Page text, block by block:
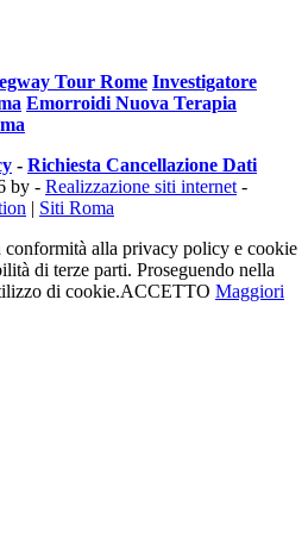
Tour Rome Investigatore
Emorroidi Nuova Terapia
- Richiesta Cancellazione Dati
by - Realizzazione siti internet -
| Siti Roma
alla privacy policy e cookie
di terze parti. Proseguendo nella
di cookie.ACCETTO Maggiori